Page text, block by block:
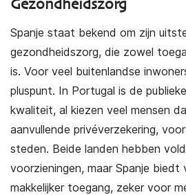
Gezondheidszorg
Spanje staat bekend om zijn
gezondheidszorg, die zowel
is. Voor veel buitenlandse
pluspunt. In Portugal is de
kwaliteit, al kiezen veel mensen
aanvullende privéverzekering,
steden. Beide landen hebben
voorzieningen, maar Spanje
makkelijker toegang, zeker voor